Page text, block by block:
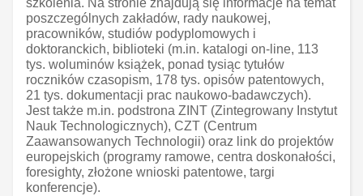
szkolenia. Na stronie znajdują się informacje na temat
poszczególnych zakładów, rady naukowej,
pracowników, studiów podyplomowych i
doktoranckich, biblioteki (m.in. katalogi on-line, 113
tys. woluminów książek, ponad tysiąc tytułów
roczników czasopism, 178 tys. opisów patentowych,
21 tys. dokumentacji prac naukowo-badawczych).
Jest także m.in. podstrona ZINT (Zintegrowany Instytut
Nauk Technologicznych), CZT (Centrum
Zaawansowanych Technologii) oraz link do projektów
europejskich (programy ramowe, centra doskonałości,
foresighty, złożone wnioski patentowe, targi
konferencje).